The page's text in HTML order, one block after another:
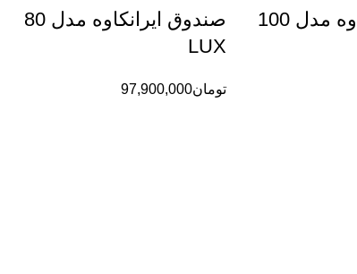
صندوق ایرانکاوه مدل 100
صندوق ایرانکاوه مدل 80
LUX
تومان97,900,000